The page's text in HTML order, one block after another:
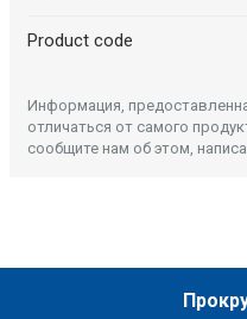
Product code
Информация,
отличаться от самого
сообщите нам об этом,